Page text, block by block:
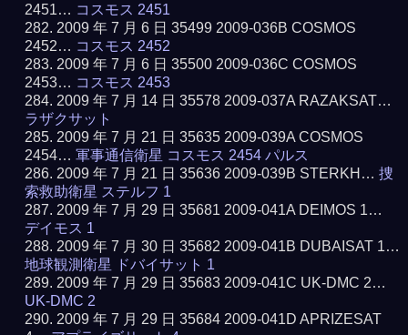
2451… コスモス 2451
2009 年 7 月 6 日 35499 2009-036B COSMOS
2452… コスモス 2452
2009 年 7 月 6 日 35500 2009-036C COSMOS
2453… コスモス 2453
2009 年 7 月 14 日 35578 2009-037A RAZAKSAT…
ラザクサット
2009 年 7 月 21 日 35635 2009-039A COSMOS
2454…軍事通信衛星 コスモス 2454 パルス
2009 年 7 月 21 日 35636 2009-039B STERKH…捜
索救助衛星 ステルフ 1
2009 年 7 月 29 日 35681 2009-041A DEIMOS 1…
デイモス 1
2009 年 7 月 30 日 35682 2009-041B DUBAISAT 1…
地球観測衛星 ドバイサット 1
2009 年 7 月 29 日 35683 2009-041C UK-DMC 2…
UK-DMC 2
2009 年 7 月 29 日 35684 2009-041D APRIZESAT